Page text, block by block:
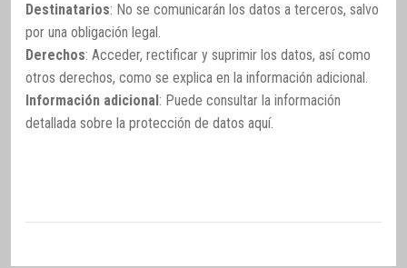
Destinatarios: No se comunicarán los datos a terceros, salvo
por una obligación legal.
Derechos: Acceder, rectificar y suprimir los datos, así como
otros derechos, como se explica en la información adicional.
Información adicional : Puede consultar la información
detallada sobre la protección de datos aquí.